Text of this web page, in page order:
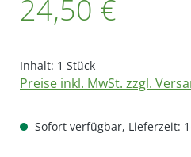
24,50 €
Inhalt: 1 Stück
Preise inkl. MwSt. zzgl.
Sofort verfügbar, Lieferzeit: